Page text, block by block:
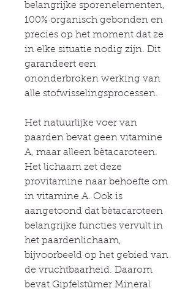
belangrijke sporenelementen,
100% organisch gebonden en
precies op het moment dat ze
in elke situatie nodig zijn. Dit
garandeert een
ononderbroken werking van
alle stofwisselingsprocessen.
Het natuurlijke voer van
paarden bevat geen vitamine
A, maar alleen bètacaroteen.
Het lichaam zet deze
provitamine naar behoefte om
in vitamine A. Ook is
aangetoond dat bètacaroteen
belangrijke functies vervult in
het paardenlichaam,
bijvoorbeeld op het gebied van
de vruchtbaarheid. Daarom
bevat Gipfelstümer Mineral